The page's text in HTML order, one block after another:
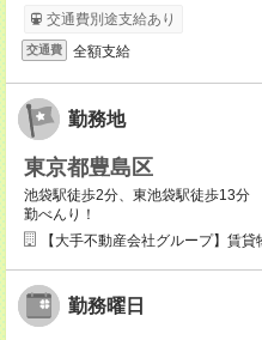
交通費別途支給あり
交通費 全額支給
勤務地
東京都豊島区
池袋駅徒歩2分、東池袋駅徒歩13
勤べんり！
【大手不動産会社グループ】賃
勤務曜日